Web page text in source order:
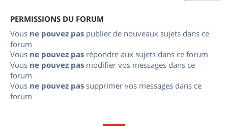
PERMISSIONS DU FORUM
Vous ne pouvez pas publier de nouveaux sujets dans ce
forum
Vous ne pouvez pas répondre aux sujets dans ce forum
Vous ne pouvez pas modifier vos messages dans ce
forum
Vous ne pouvez pas supprimer vos messages dans ce
forum